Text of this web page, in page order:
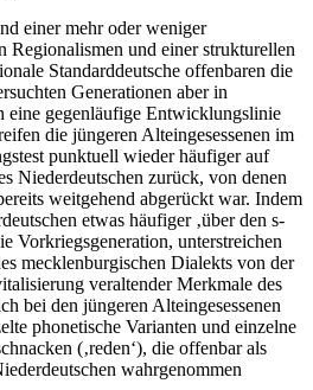
einer mehr oder weniger
Regionalismen und einer strukturellen
Standarddeutsche offenbaren die
Generationen aber in
eine gegenläufige Entwicklungslinie
die jüngeren Alteingesessenen im
punktuell wieder häufiger auf
Niederdeutschen zurück, von denen
weitgehend abgerückt war. Indem
etwas häufiger ‚über den s-
Vorkriegsgeneration, unterstreichen
mecklenburgischen Dialekts von der
veraltender Merkmale des
bei den jüngeren Alteingesessenen
phonetische Varianten und einzelne
(‚reden‘), die offenbar als
wahrgenommen